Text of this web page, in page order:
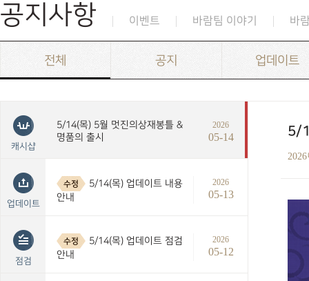
공지사항 이벤트 바람팀 이야기 바
전체 공지 업데이트
캐시샵
5/14(목) 5월 멋진의상재봉틀 &
명품의 출시
2026
05-14
업데이트
수정
5/14(목) 업데이트 내용
안내
2026
05-13
점검
수정
5/14(목) 업데이트 점검
안내
2026
05-12
5/